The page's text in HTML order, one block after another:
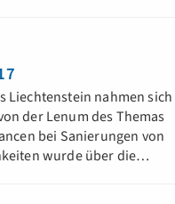
Liechtenstein nahmen sich
der Lenum des Themas
bei Sanierungen von
wurde über die…